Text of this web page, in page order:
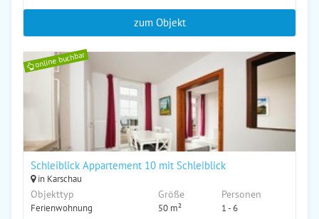
zum Objekt
online buchbar
Schleiblick Appartement 10 mit Schleiblick
in Karschau
Objekttyp
Ferienwohnung
Größe
50 m²
Personen
1 - 6